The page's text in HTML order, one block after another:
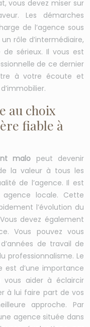
vous devez miser sur
Les démarches
de l’agence sous
rôle d’intermédiaire,
sérieux. Il vous est
de ce dernier
à votre écoute et
au choix
fiable à
malo peut devenir
la valeur à tous les
de l’agence. Il est
locale. Cette
l’évolution du
devez également
Vous pouvez vous
de travail de
professionnalisme. Le
d’une importance
vous aider à éclaircir
à lui faire part de vos
approche. Par
agence située dans